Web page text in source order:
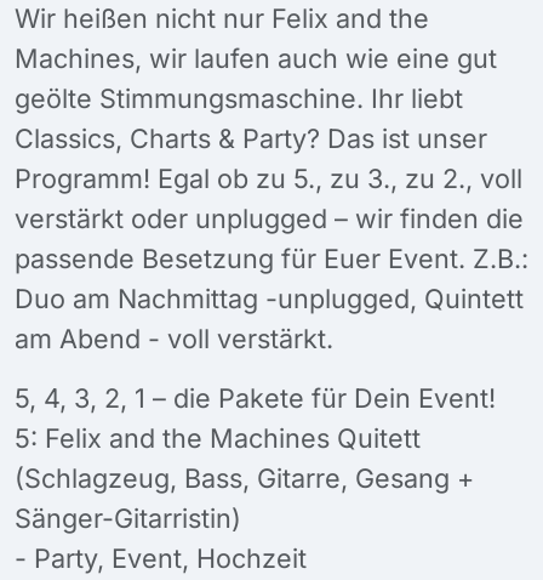
Wir heißen nicht nur Felix and the
Machines, wir laufen auch wie eine gut
geölte Stimmungsmaschine. Ihr liebt
Classics, Charts & Party? Das ist unser
Programm! Egal ob zu 5., zu 3., zu 2., voll
verstärkt oder unplugged – wir finden die
passende Besetzung für Euer Event. Z.B.:
Duo am Nachmittag -unplugged, Quintett
am Abend - voll verstärkt.
5, 4, 3, 2, 1 – die Pakete für Dein Event!
5: Felix and the Machines Quitett
(Schlagzeug, Bass, Gitarre, Gesang +
Sänger-Gitarristin)
- Party, Event, Hochzeit